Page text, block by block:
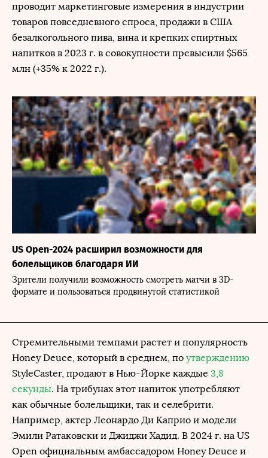
проводит маркетинговые измерения в индустрии
товаров повседневного спроса, продажи в США
безалкогольного пива, вина и крепких спиртных
напитков в 2023 г. в совокупности превысили $565
млн (+35% к 2022 г.).
US Open-2024 расширил возможности для
болельщиков благодаря ИИ
Зрители получили возможность смотреть матчи в 3D-
формате и пользоваться продвинутой статистикой
Стремительными темпами растет и популярность
Honey Deuce, который в среднем, по утверждению
StyleCaster, продают в Нью-Йорке каждые 3,8
секунды. На трибунах этот напиток употребляют
как обычные болельщики, так и селебрити.
Например, актер Леонардо Ди Каприо и модели
Эмили Ратаковски и Джиджи Хадид. В 2024 г. на US
Open официальным амбассадором Honey Deuce и